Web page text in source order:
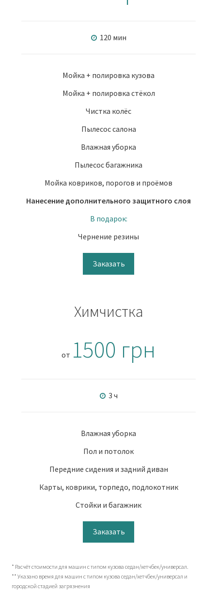
120 мин
Мойка + полировка кузова
Мойка + полировка стёкол
Чистка колёс
Пылесос салона
Влажная уборка
Пылесос багажника
Мойка ковриков, порогов и проёмов
Нанесение дополнительного защитного слоя
В подарок:
Чернение резины
Заказать
Химчистка
от 1500 грн
3 ч
Влажная уборка
Пол и потолок
Передние сидения и задний диван
Карты, коврики, торпедо, подлокотник
Стойки и багажник
Заказать
* Расчёт стоимости для машин с типом кузова седан/хетчбек/универсал.
** Указано время для машин с типом кузова седан/хетчбек/универсал и
городской стадией загрязнения